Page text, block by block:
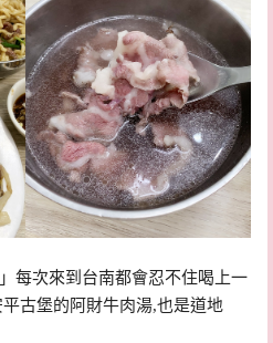
每次來到台南都會忍不住喝上一
古堡的阿財牛肉湯,也是道地